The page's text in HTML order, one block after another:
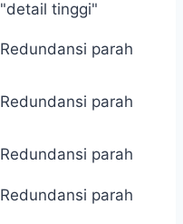
"detail tinggi"
Redundansi parah
Redundansi parah
Redundansi parah
Redundansi parah